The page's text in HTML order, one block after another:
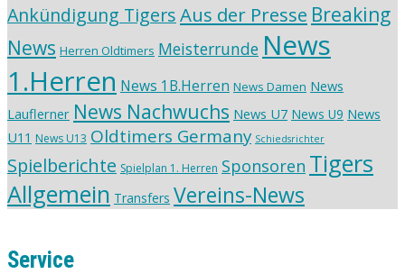
Ankündigung TigersAus der Presse Breaking
News Herren Oldtimers Meisterrunde News
1.Herren News 1B.Herren News Damen News
Lauflerner News Nachwuchs News U7 News U9 News
U11 News U13 Oldtimers Germany Schiedsrichter
Spielberichte Spielplan 1. Herren Sponsoren Tigers
Allgemein Transfers Vereins-News
Service